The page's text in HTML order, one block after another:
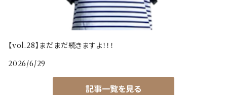
【vol.28】まだまだ続きますよ！！！
2026/6/29
記事一覧を見る